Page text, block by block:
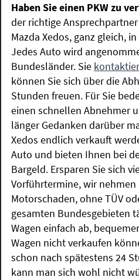
Haben Sie einen PKW zu
der richtige
Mazda Xedos, ganz gleich,
Jedes Auto wird
Bundesländer. Sie
können Sie sich über die
Stunden freuen. Für Sie
einen schnellen Abnehmer
länger Gedanken darüber
Xedos endlich verkauft
Auto und bieten Ihnen bei
Bargeld. Ersparen Sie sich
Vorführtermine, wir
Motorschaden, ohne TÜV
gesamten Bundesgebieten
Wagen einfach ab,
Wagen nicht verkaufen
schon nach spätestens 24
kann man sich wohl nicht